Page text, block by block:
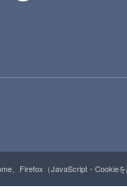
、Firefox（JavaScript・Cookie